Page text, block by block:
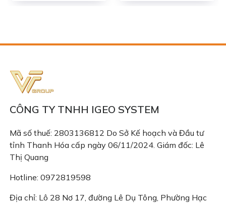
CÔNG TY TNHH IGEO SYSTEM
Mã số thuế: 2803136812 Do Sở Kế hoạch và Đầu tư
tỉnh Thanh Hóa cấp ngày 06/11/2024. Giám đốc: Lê
Thị Quang
Hotline: 0972819598
Địa chỉ: Lô 28 Nơ 17, đường Lê Dụ Tông, Phường Hạc